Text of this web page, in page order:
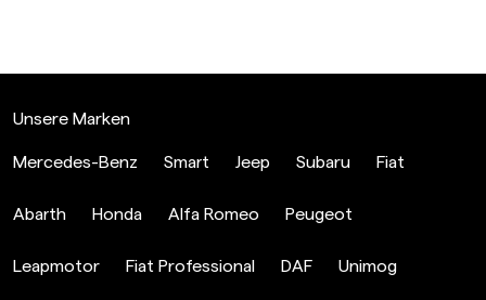
Unsere Marken
Mercedes-Benz Smart Jeep Subaru Fiat
Abarth Honda Alfa Romeo Peugeot
Leapmotor Fiat Professional DAF Unimog